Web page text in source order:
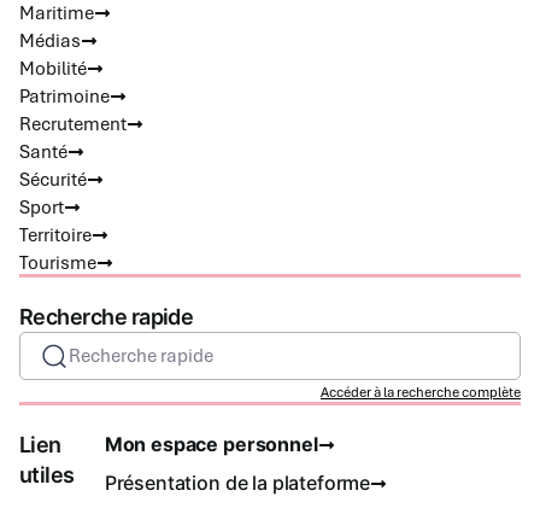
Maritime
Médias
Mobilité
Patrimoine
Recrutement
Santé
Sécurité
Sport
Territoire
Tourisme
Recherche rapide
Recherche rapide
Accéder à la recherche complète
Lien
utiles
Mon espace personnel
Présentation de la plateforme